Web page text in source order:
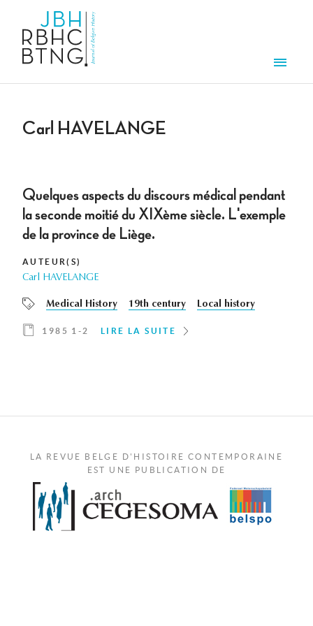
Carl HAVELANGE
Quelques aspects du discours médical pendant
la seconde moitié du XIXème siècle. L'exemple
de la province de Liège.
AUTEUR(S)
Carl HAVELANGE
Medical History 19th century Local history
1985 1-2 LIRE LA SUITE
LA REVUE BELGE D'HISTOIRE CONTEMPORAINE
EST UNE PUBLICATION DE